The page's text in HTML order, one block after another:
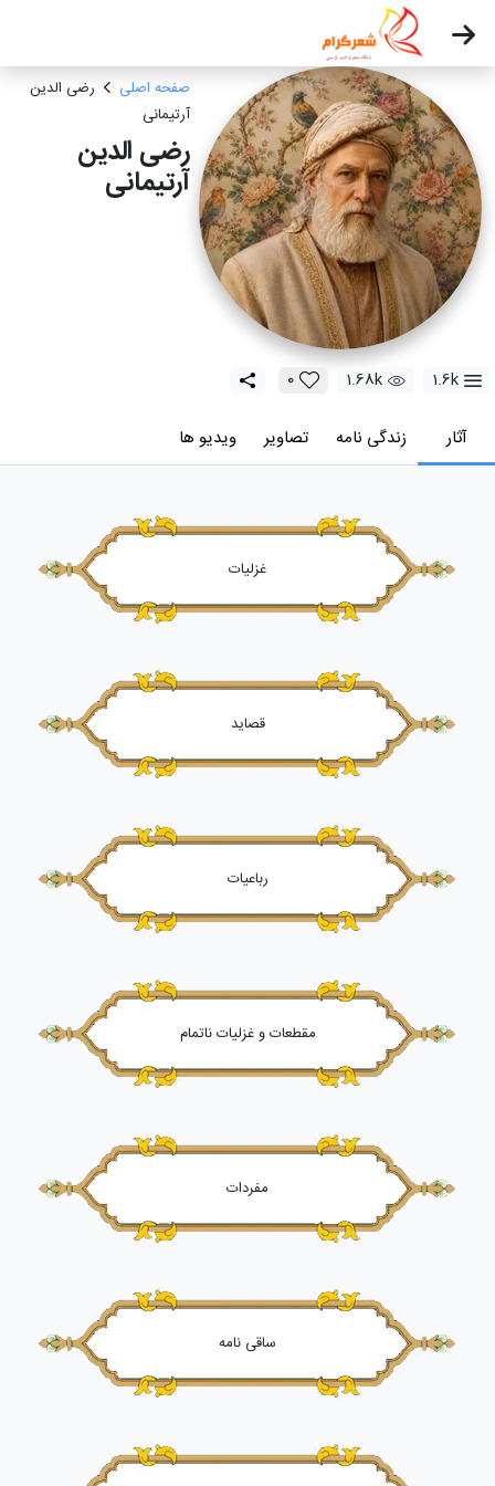
صفحه اصلی
رضی الدین
آرتیمانی
رضی الدین
آرتیمانی
1.6k
1.68k
0
آثار زندگی نامه تصاویر ویدیو ها
غزلیات
قصاید
رباعیات
مقطعات و غزلیات ناتمام
مفردات
ساقی نامه